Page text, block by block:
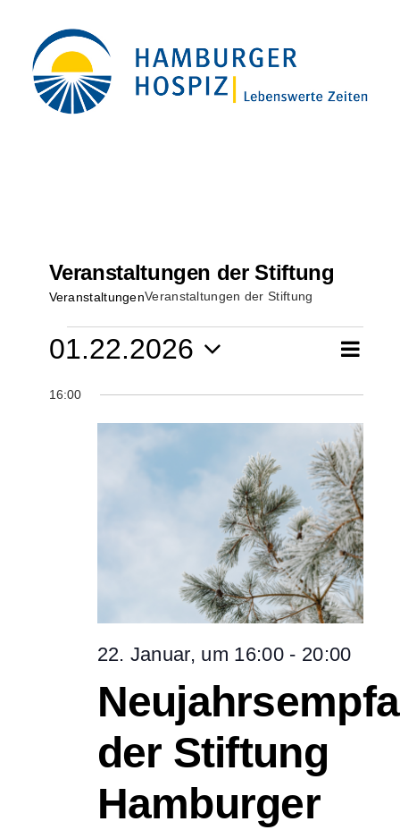
Inhalt
springen
Veranstaltungen der Stiftung
VeranstaltungenVeranstaltungen der Stiftung
Veranstaltungen
für
Januar
2026
Suche
Tag
01.22.2026
Datum
16:00
der Stiftung
Hamburger
22. Januar, um 16:00 - 20:00